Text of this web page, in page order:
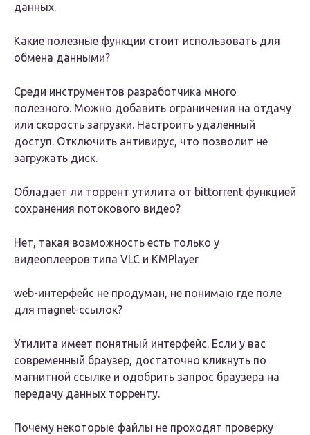
данных.
Какие полезные функции стоит использовать для
обмена данными?
Среди инструментов разработчика много
полезного. Можно добавить ограничения на отдачу
или скорость загрузки. Настроить удаленный
доступ. Отключить антивирус, что позволит не
загружать диск.
Обладает ли торрент утилита от bittorrent функцией
сохранения потокового видео?
Нет, такая возможность есть только у
видеоплееров типа VLC и KMPlayer
web-интерфейс не продуман, не понимаю где поле
для magnet-ссылок?
Утилита имеет понятный интерфейс. Если у вас
современный браузер, достаточно кликнуть по
магнитной ссылке и одобрить запрос браузера на
передачу данных торренту.
Почему некоторые файлы не проходят проверку